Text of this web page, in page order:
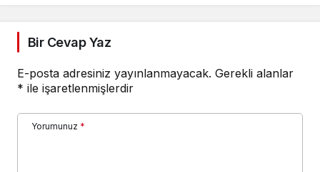
Bir Cevap Yaz
E-posta adresiniz yayınlanmayacak. Gerekli alanlar
* ile işaretlenmişlerdir
Yorumunuz *